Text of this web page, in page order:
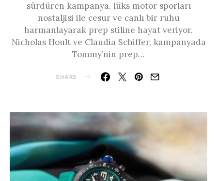
sürdüren kampanya, lüks motor sporları
nostaljisi ile cesur ve canlı bir ruhu
harmanlayarak prep stiline hayat veriyor.
Nicholas Hoult ve Claudia Schiffer, kampanyada
Tommy’nin prep…
SHARE